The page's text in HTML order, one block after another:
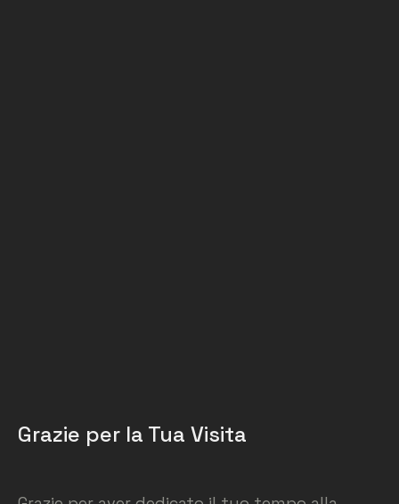
Grazie per la Tua Visita